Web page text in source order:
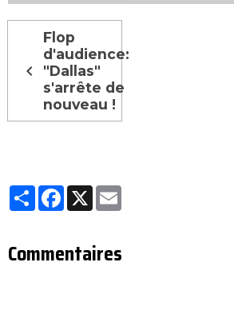
Flop
d'audience:
"Dallas"
s'arrête de
nouveau !
Partager
Facebook
X
Commentaires